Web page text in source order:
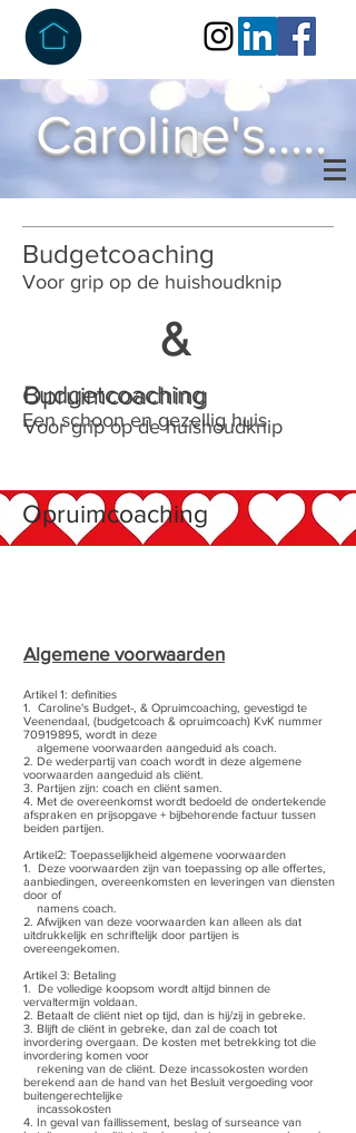
Caroline's.....
Voor grip op de huishoudknip
Budgetcoaching
&
Een schoon en gezellig huis
Opruimcoaching
Budgetcoaching
Voor grip op de huishoudknip
Opruimcoaching
Algemene voorwaarden
Artikel 1: definities
1. Caroline's Budget-, & Opruimcoaching, gevestigd te
Veenendaal, (budgetcoach & opruimcoach) KvK nummer
70919895, wordt in deze
algemene voorwaarden aangeduid als coach.
2. De wederpartij van coach wordt in deze algemene
voorwaarden aangeduid als cliënt.
3. Partijen zijn: coach en cliënt samen.
4. Met de overeenkomst wordt bedoeld de ondertekende
afspraken en prijsopgave + bijbehorende factuur tussen
beiden partijen.
Artikel2: Toepasselijkheid algemene voorwaarden
1. Deze voorwaarden zijn van toepassing op alle offertes,
aanbiedingen, overeenkomsten en leveringen van diensten
door of
namens coach.
2. Afwijken van deze voorwaarden kan alleen als dat
uitdrukkelijk en schriftelijk door partijen is
overeengekomen.
Artikel 3: Betaling
1. De volledige koopsom wordt altijd binnen de
vervaltermijn voldaan.
2. Betaalt de cliënt niet op tijd, dan is hij/zij in gebreke.
3. Blijft de cliënt in gebreke, dan zal de coach tot
invordering overgaan. De kosten met betrekking tot die
invordering komen voor
rekening van de cliënt. Deze incassokosten worden
berekend aan de hand van het Besluit vergoeding voor
buitengerechtelijke
incassokosten
4. In geval van faillissement, beslag of surseance van